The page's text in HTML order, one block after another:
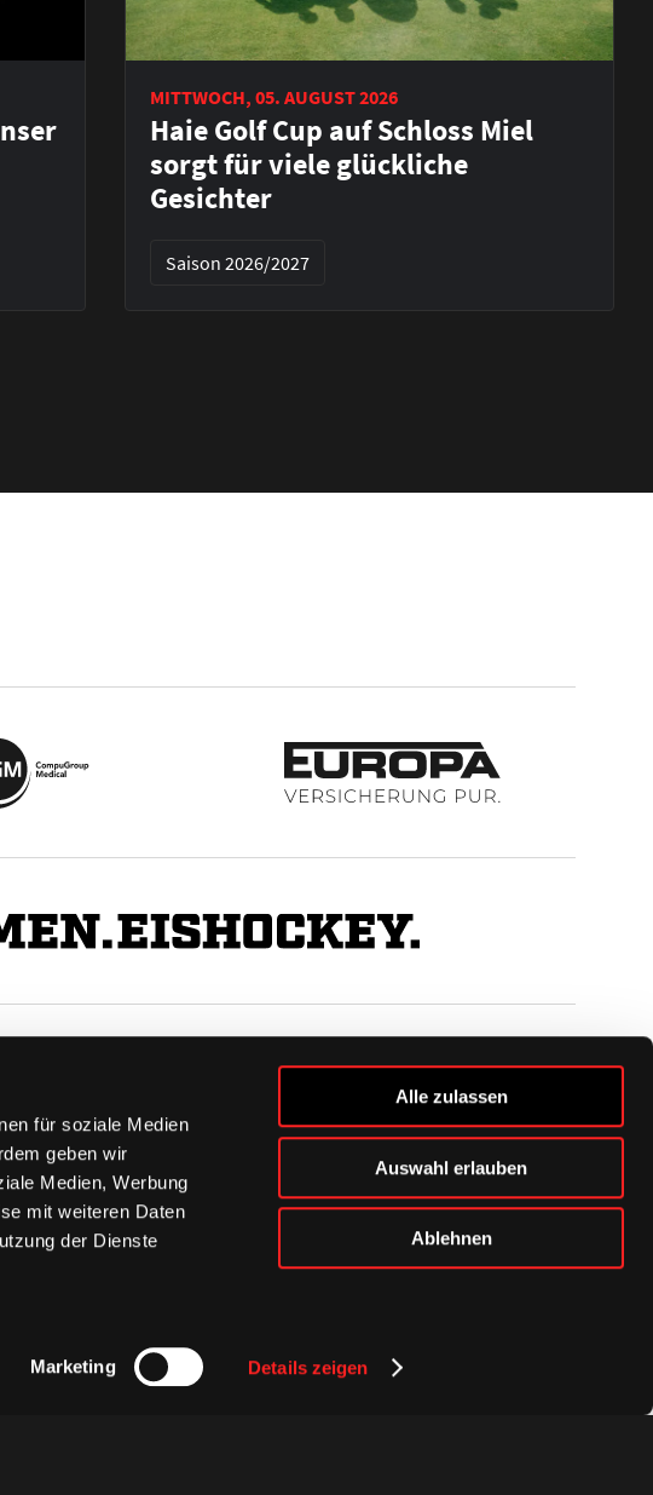
für soziale Medien
geben wir
Medien, Werbung
mit weiteren Daten
der Dienste
Marketing Details zeigen
Alle zulassen
Auswahl erlauben
Ablehnen
MITTWOCH, 05. AUGUST 2026
Haie Golf Cup auf Schloss Miel
sorgt für viele glückliche
Gesichter
Saison 2026/2027
BUSINESS
VIP-Tickets & Logen
BISSness Club